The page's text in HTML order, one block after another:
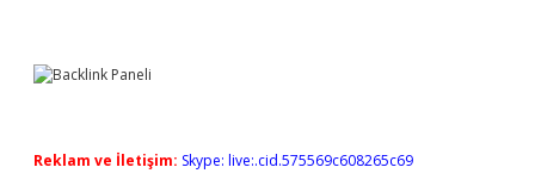
Reklam ve İletişim: Skype: live:.cid.575569c608265c69